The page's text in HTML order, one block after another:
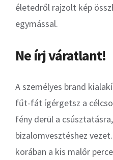
életedről rajzolt kép
egymással.
Ne írj váratlant!
A személyes brand
fűt-fát ígérgetsz a
fény derül a
bizalomvesztéshez
korában a kis malőr